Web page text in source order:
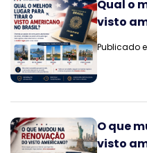
Qual o
visto
Publicado
O que
visto